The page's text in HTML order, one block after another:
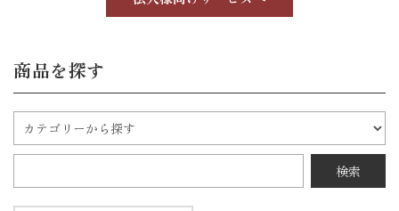
商品を探す